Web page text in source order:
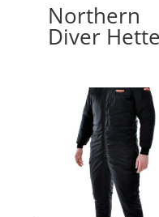
Northern
Diver Hette